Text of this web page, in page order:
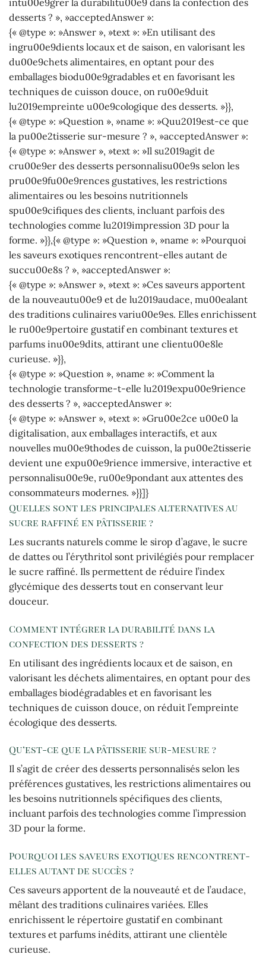
desserts ? », »acceptedAnswer »:
{« @type »: »Answer », »text »: »En utilisant des
ingru00e9dients locaux et de saison, en valorisant les
du00e9chets alimentaires, en optant pour des
emballages biodu00e9gradables et en favorisant les
techniques de cuisson douce, on ru00e9duit
lu2019empreinte u00e9cologique des desserts. »}},
{« @type »: »Question », »name »: »Quu2019est-ce que
la pu00e2tisserie sur-mesure ? », »acceptedAnswer »:
{« @type »: »Answer », »text »: »Il su2019agit de
cru00e9er des desserts personnalisu00e9s selon les
pru00e9fu00e9rences gustatives, les restrictions
alimentaires ou les besoins nutritionnels
spu00e9cifiques des clients, incluant parfois des
technologies comme lu2019impression 3D pour la
forme. »}},{« @type »: »Question », »name »: »Pourquoi
les saveurs exotiques rencontrent-elles autant de
succu00e8s ? », »acceptedAnswer »:
{« @type »: »Answer », »text »: »Ces saveurs apportent
de la nouveautu00e9 et de lu2019audace, mu00ealant
des traditions culinaires variu00e9es. Elles enrichissent
le ru00e9pertoire gustatif en combinant textures et
parfums inu00e9dits, attirant une clientu00e8le
curieuse. »}},
{« @type »: »Question », »name »: »Comment la
technologie transforme-t-elle lu2019expu00e9rience
des desserts ? », »acceptedAnswer »:
{« @type »: »Answer », »text »: »Gru00e2ce u00e0 la
digitalisation, aux emballages interactifs, et aux
nouvelles mu00e9thodes de cuisson, la pu00e2tisserie
devient une expu00e9rience immersive, interactive et
personnalisu00e9e, ru00e9pondant aux attentes des
consommateurs modernes. »}}]}
Quelles sont les principales alternatives au
sucre raffiné en pâtisserie ?
Les sucrants naturels comme le sirop d’agave, le sucre
de dattes ou l’érythritol sont privilégiés pour remplacer
le sucre raffiné. Ils permettent de réduire l’index
glycémique des desserts tout en conservant leur
douceur.
Comment intégrer la durabilité dans la
confection des desserts ?
En utilisant des ingrédients locaux et de saison, en
valorisant les déchets alimentaires, en optant pour des
emballages biodégradables et en favorisant les
techniques de cuisson douce, on réduit l’empreinte
écologique des desserts.
Qu’est-ce que la pâtisserie sur-mesure ?
Il s’agit de créer des desserts personnalisés selon les
préférences gustatives, les restrictions alimentaires ou
les besoins nutritionnels spécifiques des clients,
incluant parfois des technologies comme l’impression
3D pour la forme.
Pourquoi les saveurs exotiques rencontrent-
elles autant de succès ?
Ces saveurs apportent de la nouveauté et de l’audace,
mêlant des traditions culinaires variées. Elles
enrichissent le répertoire gustatif en combinant
textures et parfums inédits, attirant une clientèle
curieuse.